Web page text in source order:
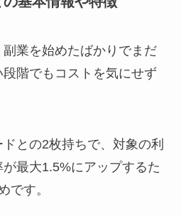
業を始めたばかりでまだ
階でもコストを気にせず
との2枚持ちで、対象の利
最大1.5%にアップするた
です。